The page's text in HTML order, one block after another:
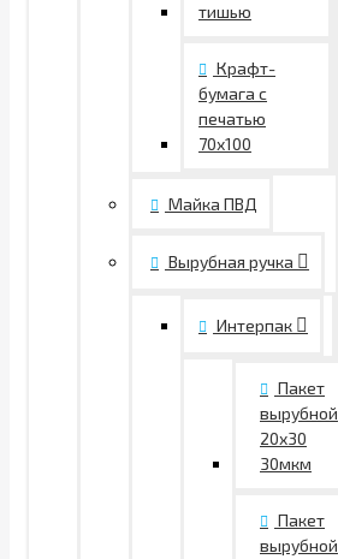
тишью
Крафт-
бумага с
печатью
70х100
Майка ПВД
Вырубная ручка
Интерпак
Пакет
вырубной
20х30
30мкм
Пакет
вырубной